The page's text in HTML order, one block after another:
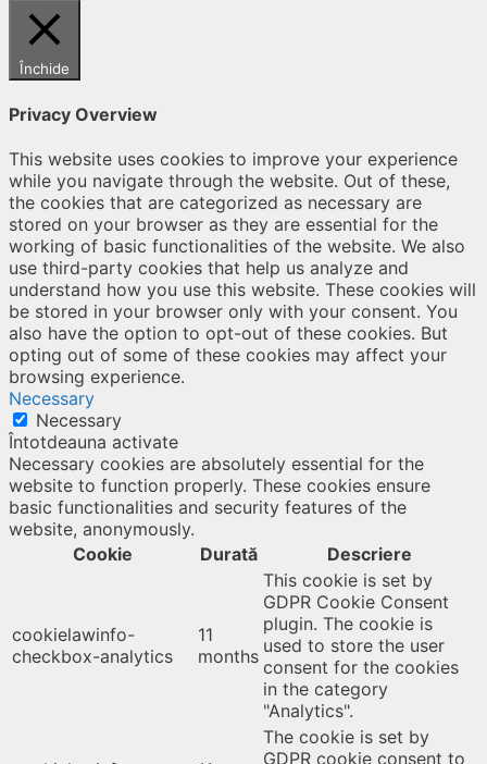
Închide
Privacy Overview
This website uses cookies to improve your experience
while you navigate through the website. Out of these,
the cookies that are categorized as necessary are
stored on your browser as they are essential for the
working of basic functionalities of the website. We also
use third-party cookies that help us analyze and
understand how you use this website. These cookies will
be stored in your browser only with your consent. You
also have the option to opt-out of these cookies. But
opting out of some of these cookies may affect your
browsing experience.
Necessary
Necessary
Întotdeauna activate
Necessary cookies are absolutely essential for the
website to function properly. These cookies ensure
basic functionalities and security features of the
website, anonymously.
Cookie
Durată Descriere
cookielawinfo-
checkbox-analytics
11
months
This cookie is set by
GDPR Cookie Consent
plugin. The cookie is
used to store the user
consent for the cookies
in the category
"Analytics".
The cookie is set by
GDPR cookie consent to